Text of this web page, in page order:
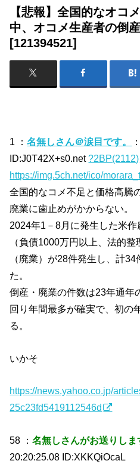
【悲報】全国的なオコ
中、オコメ生産者の倒
[121394521]
1 ：名無しさん＠涙目です。
ID:J0T42X+s0.net?2BP(2112)
https://img.5ch.net/ico/
全国的なコメ不足と価格高騰
廃業に歯止めがかからない。
2024年1－8月に発生した米
（負債1000万円以上、法的
（廃業）が28件発生し、計
た。
倒産・廃業の件数は23年通年
回り年間最多が確実で、初の
る。
いかそ
https://news.yahoo.co.jp/
25c23fd5419112546d
58 ：名無しさんがお送りしま
20:20:25.08 ID:XKKQiOcaL